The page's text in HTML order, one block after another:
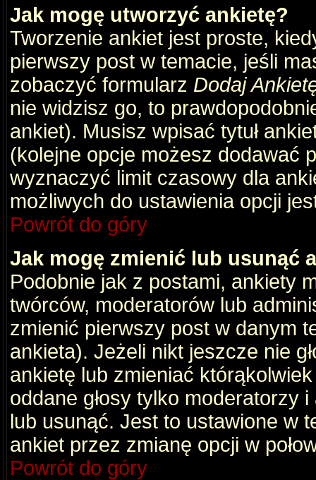
Jak mogę utworzyć ankietę?
Tworzenie ankiet jest proste,
pierwszy post w temacie, jeśli
zobaczyć formularz Dodaj
nie widzisz go, to
ankiet). Musisz wpisać tytuł
(kolejne opcje możesz dodawać
wyznaczyć limit czasowy dla
możliwych do ustawienia opcji
Powrót do góry
Jak mogę zmienić lub usunąć
Podobnie jak z postami, ankiety
twórców, moderatorów lub
zmienić pierwszy post w danym
ankieta). Jeżeli nikt jeszcze nie
ankietę lub zmieniać
oddane głosy tylko moderatorzy
lub usunąć. Jest to ustawione w
ankiet przez zmianę opcji w
Powrót do góry